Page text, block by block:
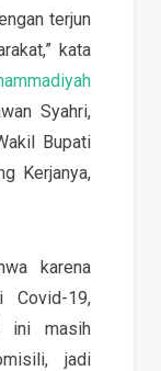
terjun
kata
Syahri,
Bupati
Kerjanya,
karena
Covid-19,
ini masih
jadi